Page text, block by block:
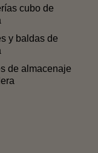
cubo de
y baldas de
de almacenaje